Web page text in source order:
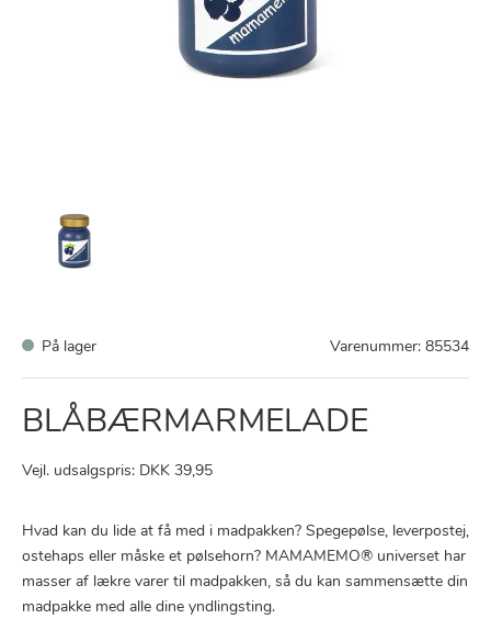
På lager Varenummer: 85534
BLÅBÆRMARMELADE
Vejl. udsalgspris: DKK 39,95
Hvad kan du lide at få med i madpakken? Spegepølse, leverpostej,
ostehaps eller måske et pølsehorn? MAMAMEMO® universet har
masser af lækre varer til madpakken, så du kan sammensætte din
madpakke med alle dine yndlingsting.